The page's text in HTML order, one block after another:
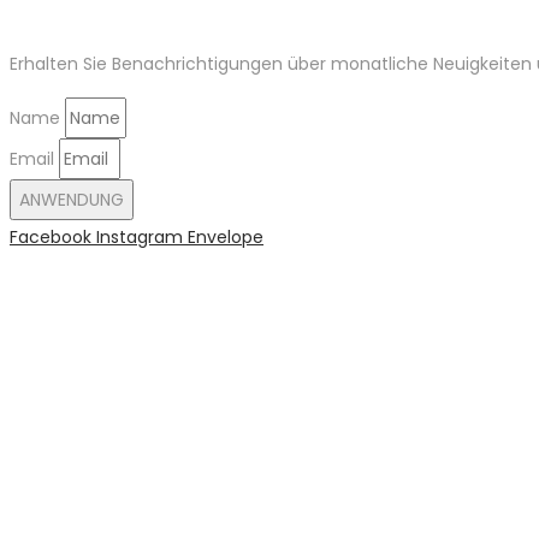
Erhalten Sie Benachrichtigungen über monatliche Neuigkeiten
Name
Email
ANWENDUNG
Facebook Instagram Envelope